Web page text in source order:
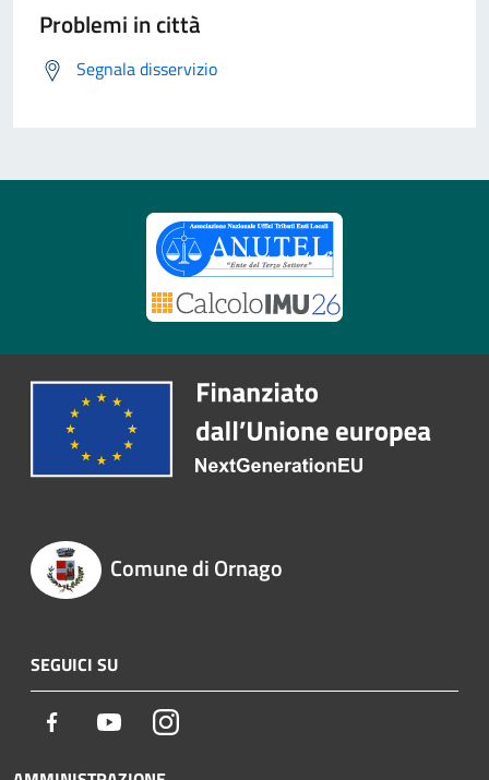
Problemi in città
Segnala disservizio
Comune di Ornago
SEGUICI SU
Facebook YoutubeInstagram